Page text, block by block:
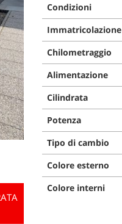
Condizioni
Immatricolazione
Chilometraggio
Alimentazione
Cilindrata
Potenza
Tipo di cambio
Colore esterno
Colore interni